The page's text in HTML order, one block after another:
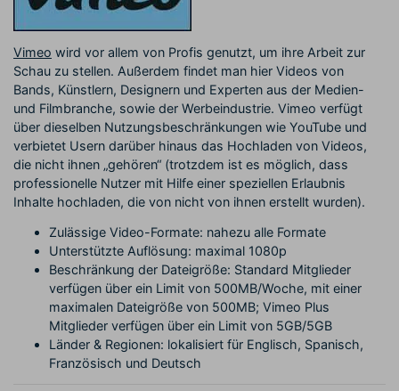
Vimeo wird vor allem von Profis genutzt, um ihre Arbeit zur
Schau zu stellen. Außerdem findet man hier Videos von
Bands, Künstlern, Designern und Experten aus der Medien-
und Filmbranche, sowie der Werbeindustrie. Vimeo verfügt
über dieselben Nutzungsbeschränkungen wie YouTube und
verbietet Usern darüber hinaus das Hochladen von Videos,
die nicht ihnen „gehören“ (trotzdem ist es möglich, dass
professionelle Nutzer mit Hilfe einer speziellen Erlaubnis
Inhalte hochladen, die von nicht von ihnen erstellt wurden).
Zulässige Video-Formate: nahezu alle Formate
Unterstützte Auflösung: maximal 1080p
Beschränkung der Dateigröße: Standard Mitglieder
verfügen über ein Limit von 500MB/Woche, mit einer
maximalen Dateigröße von 500MB; Vimeo Plus
Mitglieder verfügen über ein Limit von 5GB/5GB
Länder & Regionen: lokalisiert für Englisch, Spanisch,
Französisch und Deutsch